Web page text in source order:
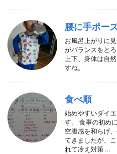
腰に手ポー
お風呂上がりに
がバランスをと
上下、身体は自
すね。
食べ順
始めやすいダイ
す。 食事の初め
空腹感を和らげ
てきましたが、
れて冷え対策 …